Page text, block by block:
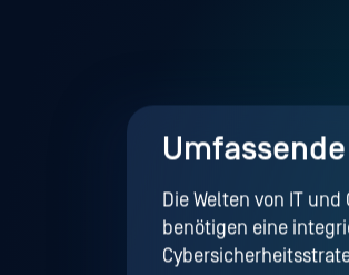
Die Welten von IT
benötigen eine